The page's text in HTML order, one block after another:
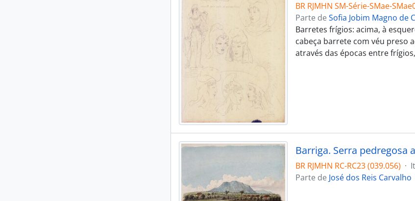
BR RJMHN SM-Série-SMae-
Parte de Sofia Jobim Magno de
Barretes frígios: acima, à
cabeça barrete com véu preso
através das épocas entre
Barriga. Serra pedregosa
BR RJMHN RC-RC23 (039.056) ·
Parte de José dos Reis Carvalho